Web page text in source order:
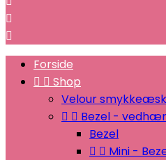


Forside
  Shop
Velour
  Bezel -
Bezel
  Mini -